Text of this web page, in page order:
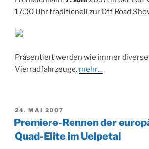
17:00 Uhr traditionell zur Off Road
Präsentiert werden wie immer diverse
Vierradfahrzeuge. mehr…
VERÖFFENTLICHT
AM
24. MAI 2007
Premiere-Rennen der
Quad-Elite im Uelpetal